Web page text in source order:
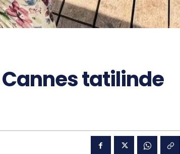
tatilinde